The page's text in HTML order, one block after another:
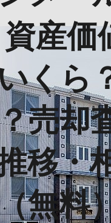
資産価
くら
売却
移・
無料